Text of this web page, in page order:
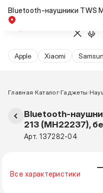
Apple Xiaomi
Главная Каталог Гаджеты
Bluetooth-
213 (MH22237),
Арт. 137282-04
Все характеристики
Bluetooth-наушники TWS